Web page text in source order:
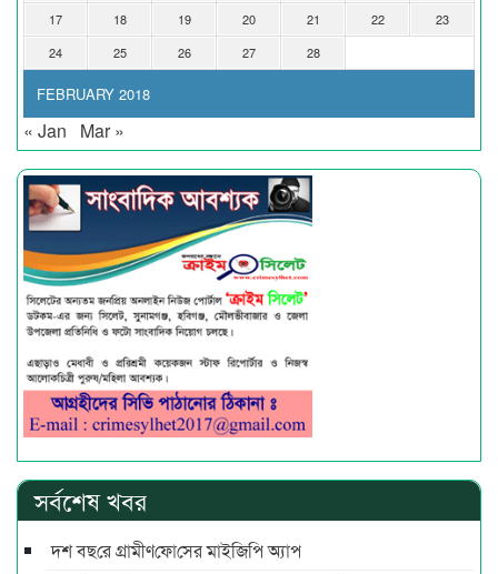
FEBRUARY 2018
17
18 19 20 21 22
23
24
25 26 27 28
« Jan Mar »
সর্বশেষ খবর
দশ বছ‌রে গ্রামীণ‌ফো‌সের মাইজিপি অ্যাপ